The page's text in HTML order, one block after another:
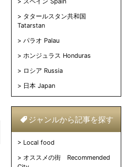
タタールスタン共和国
Tatarstan
パラオ Palau
ホンジュラス Honduras
ロシア Russia
日本 Japan
ジャンルから記事を探す
Local food
オススメの街 Recommended